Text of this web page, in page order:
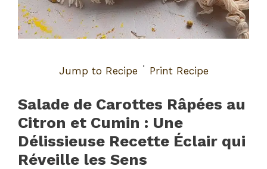
Jump to Recipe · Print Recipe
Salade de Carottes Râpées au
Citron et Cumin : Une
Délissieuse Recette Éclair qui
Réveille les Sens